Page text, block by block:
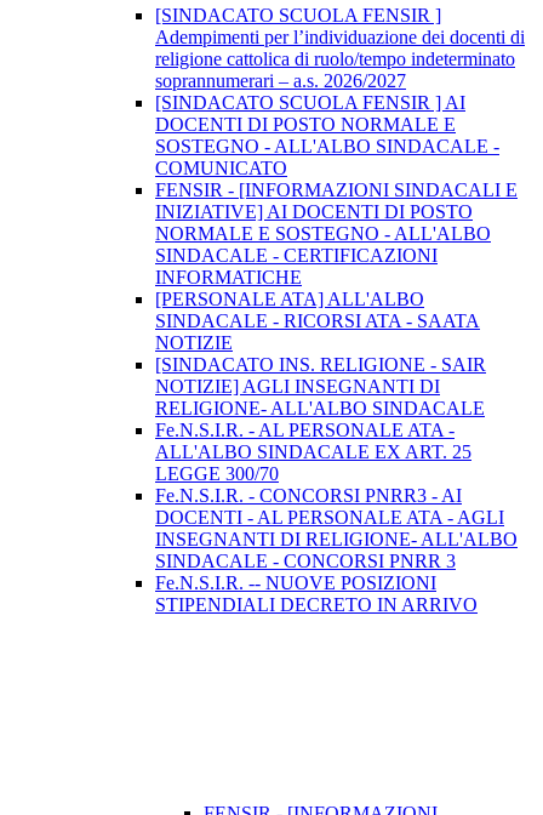
[SINDACATO SCUOLA FENSIR ]
Adempimenti per l’individuazione dei docenti di
religione cattolica di ruolo/tempo indeterminato
soprannumerari – a.s. 2026/2027
[SINDACATO SCUOLA FENSIR ] AI
DOCENTI DI POSTO NORMALE E
SOSTEGNO - ALL'ALBO SINDACALE -
COMUNICATO
FENSIR - [INFORMAZIONI SINDACALI E
INIZIATIVE] AI DOCENTI DI POSTO
NORMALE E SOSTEGNO - ALL'ALBO
SINDACALE - CERTIFICAZIONI
INFORMATICHE
[PERSONALE ATA] ALL'ALBO
SINDACALE - RICORSI ATA - SAATA
NOTIZIE
[SINDACATO INS. RELIGIONE - SAIR
NOTIZIE] AGLI INSEGNANTI DI
RELIGIONE- ALL'ALBO SINDACALE
Fe.N.S.I.R. - AL PERSONALE ATA -
ALL'ALBO SINDACALE EX ART. 25
LEGGE 300/70
Fe.N.S.I.R. - CONCORSI PNRR3 - AI
DOCENTI - AL PERSONALE ATA - AGLI
INSEGNANTI DI RELIGIONE- ALL'ALBO
SINDACALE - CONCORSI PNRR 3
Fe.N.S.I.R. -- NUOVE POSIZIONI
STIPENDIALI DECRETO IN ARRIVO